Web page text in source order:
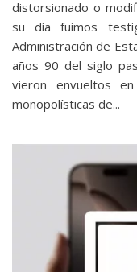
distorsionado o
su día fuimos
Administración de
años 90 del siglo
vieron envueltos
monopolísticas de...